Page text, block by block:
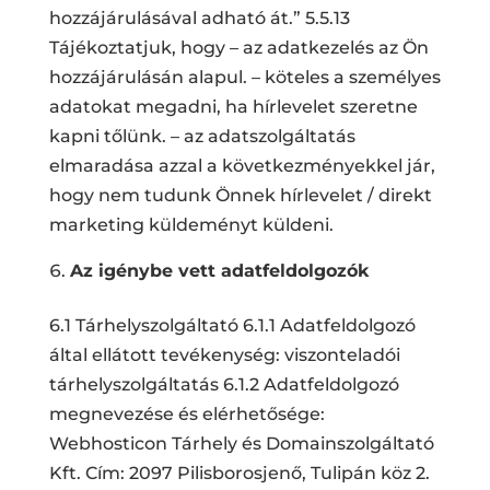
hozzájárulásával adható át.” 5.5.13
Tájékoztatjuk, hogy – az adatkezelés az Ön
hozzájárulásán alapul. – köteles a személyes
adatokat megadni, ha hírlevelet szeretne
kapni tőlünk. – az adatszolgáltatás
elmaradása azzal a következményekkel jár,
hogy nem tudunk Önnek hírlevelet / direkt
marketing küldeményt küldeni.
Az igénybe vett adatfeldolgozók
6.1 Tárhelyszolgáltató 6.1.1 Adatfeldolgozó
által ellátott tevékenység: viszonteladói
tárhelyszolgáltatás 6.1.2 Adatfeldolgozó
megnevezése és elérhetősége:
Webhosticon Tárhely és Domainszolgáltató
Kft. Cím: 2097 Pilisborosjenő, Tulipán köz 2.